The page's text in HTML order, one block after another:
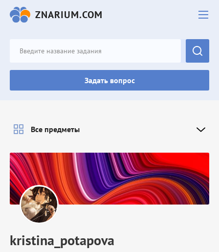
ZNARIUM.COM
Задать вопрос
kristina_potapova
Все предметы